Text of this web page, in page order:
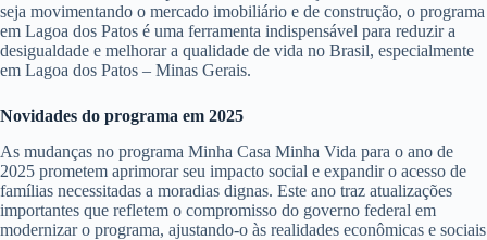
seja movimentando o mercado imobiliário e de construção, o programa
em Lagoa dos Patos é uma ferramenta indispensável para reduzir a
desigualdade e melhorar a qualidade de vida no Brasil, especialmente
em Lagoa dos Patos – Minas Gerais.
Novidades do programa em 2025
As mudanças no programa Minha Casa Minha Vida para o ano de
2025 prometem aprimorar seu impacto social e expandir o acesso de
famílias necessitadas a moradias dignas. Este ano traz atualizações
importantes que refletem o compromisso do governo federal em
modernizar o programa, ajustando-o às realidades econômicas e sociais